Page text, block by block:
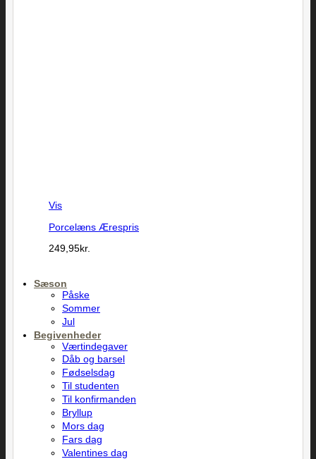
Vis
Porcelæns Ærespris
249,95kr.
Sæson
Påske
Sommer
Jul
Begivenheder
Værtindegaver
Dåb og barsel
Fødselsdag
Til studenten
Til konfirmanden
Bryllup
Mors dag
Fars dag
Valentines dag